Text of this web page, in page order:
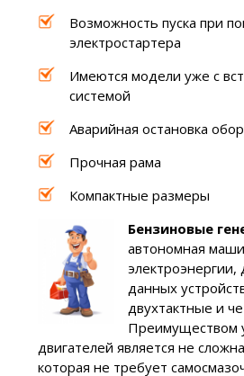
Возможность пуска при
электростартера
Имеются модели уже с
системой
Аварийная остановка
Прочная рама
Компактные размеры
Бензиновые
автономная
электроэнергии,
данных
двухтактные и
Преимуществом
двигателей является не
которая не требует